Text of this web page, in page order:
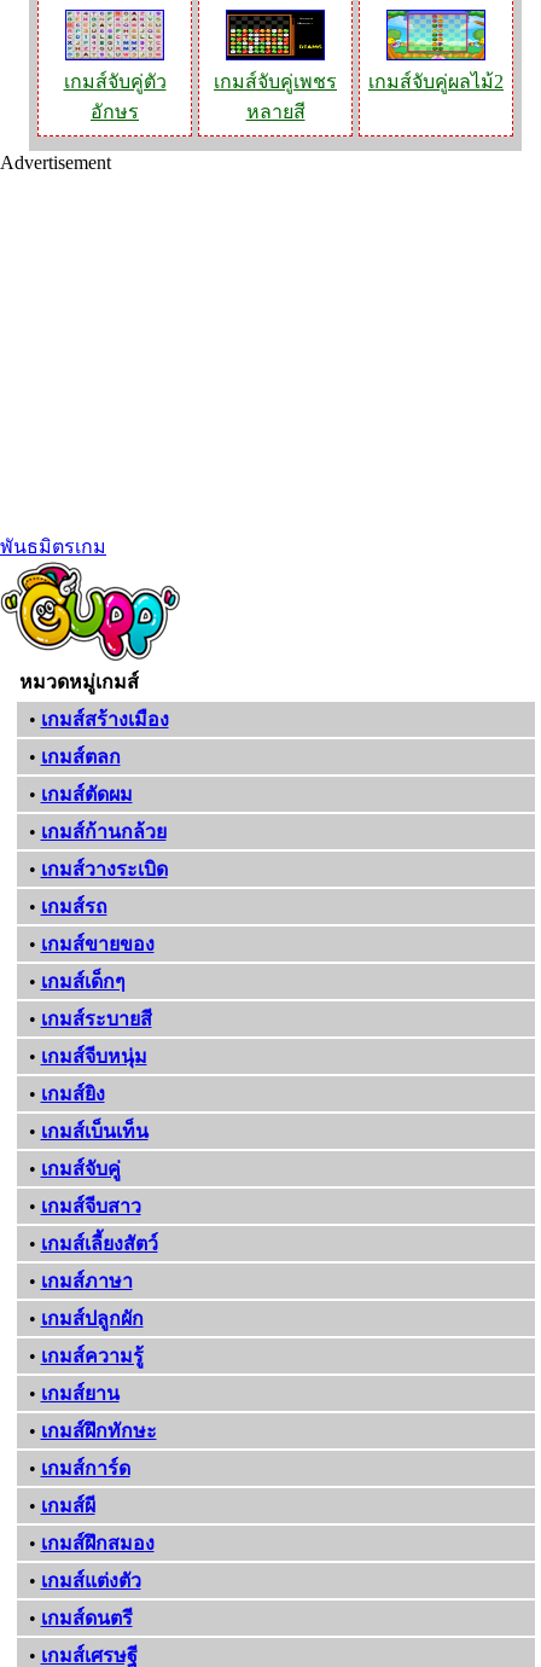
เกมส์จับคู่ตัว
อักษร
เกมส์จับคู่เพชร
หลายสี
เกมส์จับคู่ผลไม้2
Advertisement
พันธมิตรเกม
หมวดหมู่เกมส์
• เกมส์สร้างเมือง
• เกมส์ตลก
• เกมส์ตัดผม
• เกมส์ก้านกล้วย
• เกมส์วางระเบิด
• เกมส์รถ
• เกมส์ขายของ
• เกมส์เด็กๆ
• เกมส์ระบายสี
• เกมส์จีบหนุ่ม
• เกมส์ยิง
• เกมส์เบ็นเท็น
• เกมส์จับคู่
• เกมส์จีบสาว
• เกมส์เลี้ยงสัตว์
• เกมส์ภาษา
• เกมส์ปลูกผัก
• เกมส์ความรู้
• เกมส์ยาน
• เกมส์ฝึกทักษะ
• เกมส์การ์ด
• เกมส์ผี
• เกมส์ฝึกสมอง
• เกมส์แต่งตัว
• เกมส์ดนตรี
• เกมส์เศรษฐี